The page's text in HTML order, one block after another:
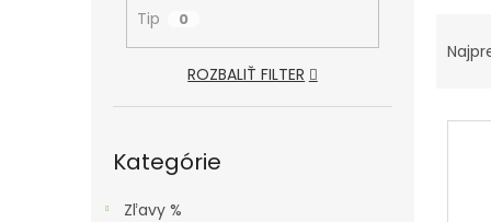
Tip 0
ROZBALIŤ FILTER
kategórie
Kategórie
Zľavy %
A
EV